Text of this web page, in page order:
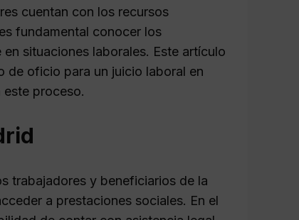
cuentan con los recursos
fundamental conocer los
situaciones laborales. Este artículo
de oficio para un juicio laboral en
proceso.
trabajadores y beneficiarios de la
a prestaciones sociales. En el